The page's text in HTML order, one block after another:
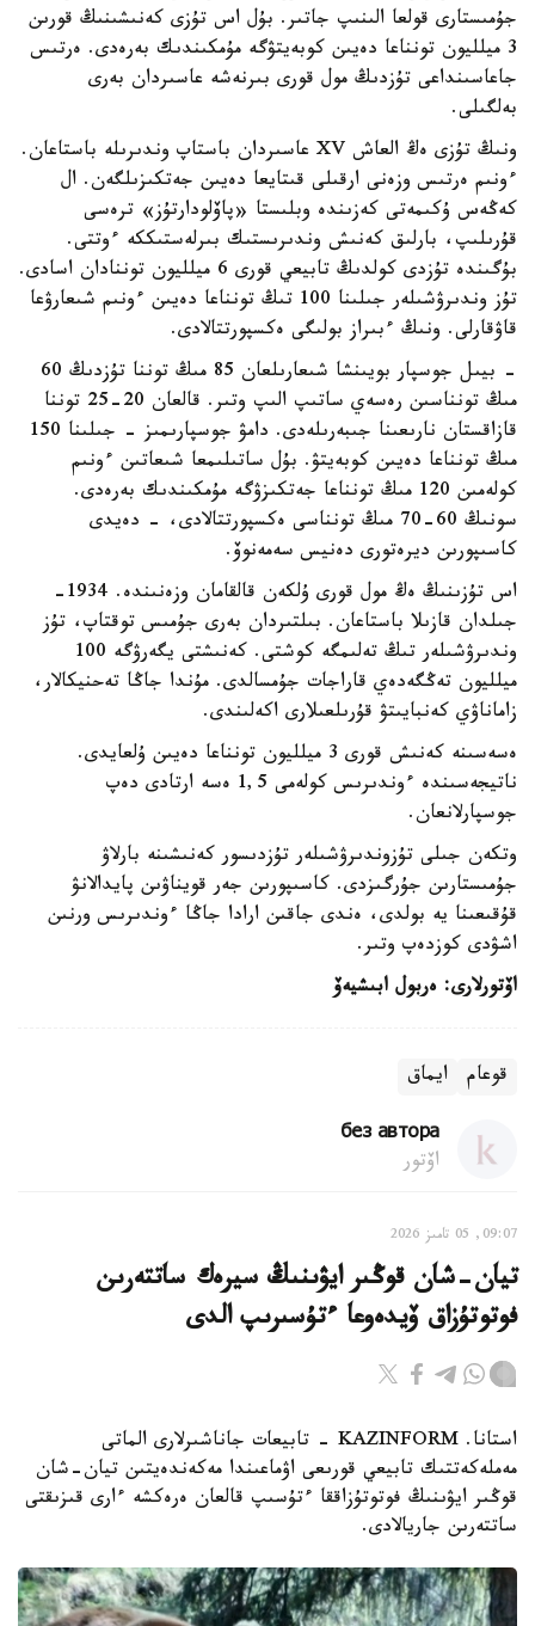
جۇمىستارى قولعا الىنىپ جاتىر. بۇل اس تۇزى كەنىشىنىڭ قورىن
3 ميلليون تونناعا دەيىن كوبەيتۋگە مۇمكىندىك بەرەدى. ەرتىس
جاعاسىنداعى تۇزدىڭ مول قورى بىرنەشە عاسىردان بەرى
بەلگىلى.
ونىڭ تۇزى ەڭ العاش XV عاسىردان باستاپ وندىرىلە باستاعان.
ءونىم ەرتىس وزەنى ارقىلى قىتايعا دەيىن جەتكىزىلگەن. ال
كەڭەس ۇكىمەتى كەزىندە وبلىستا «پاۆلودارتۇز» ترەسى
قۇرىلىپ، بارلىق كەنىش وندىرىستىك بىرلەستىككە ءوتتى.
بۇگىندە تۇزدى كولدىڭ تابيعي قورى 6 ميلليون توننادان اسادى.
تۇز وندىرۋشىلەر جىلىنا 100 تىڭ تونناعا دەيىن ءونىم شىعارۋعا
قاۋقارلى. ونىڭ ءبىراز بولىگى ەكسپورتتالادى.
- بيىل جوسپار بويىنشا شىعارىلعان 85 مىڭ توننا تۇزدىڭ 60
مىڭ تونناسىن رەسەي ساتىپ الىپ وتىر. قالعان 20-25 توننا
قازاقستان نارىعىنا جىبەرىلەدى. دامۋ جوسپارىمىز - جىلىنا 150
مىڭ تونناعا دەيىن كوبەيتۋ. بۇل ساتىلىمعا شىعاتىن ءونىم
كولەمىن 120 مىڭ تونناعا جەتكىزۋگە مۇمكىندىك بەرەدى.
سونىڭ 60-70 مىڭ تونناسى ەكسپورتتالادى، - دەيدى
كاسىپورىن ديرەتورى دەنيس سەمەنوۆ.
اس تۇزىنىڭ ەڭ مول قورى ۇلكەن قالقامان وزەنىندە. 1934-
جىلدان قازىلا باستاعان. بىلتىردان بەرى جۇمىس توقتاپ، تۇز
وندىرۋشىلەر تىڭ تەلىمگە كوشتى. كەنىشتى يگەرۋگە 100
ميلليون تەڭگەدەي قاراجات جۇمسالدى. مۇندا جاڭا تەحنيكالار،
زاماناۋي كەنبايىتۋ قۇرىلعىلارى اكەلىندى.
ەسەسىنە كەنىش قورى 3 ميلليون تونناعا دەيىن ۇلعايدى.
ناتيجەسىندە ءوندىرىس كولەمى 1,5 ەسە ارتادى دەپ
جوسپارلانعان.
وتكەن جىلى تۇزوندىرۋشىلەر تۇزدىسور كەنىشىنە بارلاۋ
جۇمىستارىن جۇرگىزدى. كاسىپورىن جەر قويناۋىن پايدالانۋ
قۇقىعىنا يە بولدى، ەندى جاقىن ارادا جاڭا ءوندىرىس ورنىن
اشۋدى كوزدەپ وتىر.
اۆتورلارى: ەربول ابىشيەۆ
قوعام ايماق
без автора
اۆتور
09:07, 05 تامىز 2026
تيان-شان قوڭىر ايۋىنىڭ سيرەك ساتتەرىن
فوتوتۇزاق ۆيدەوعا ءتۇسىرىپ الدى
استانا. KAZINFORM - تابيعات جاناشىرلارى الماتى
مەملەكەتتىك تابيعي قورىعى اۋماعىندا مەكەندەيتىن تيان-شان
قوڭىر ايۋىنىڭ فوتوتۇزاققا ءتۇسىپ قالعان ەرەكشە ءارى قىزىقتى
ساتتەرىن جاريالادى.